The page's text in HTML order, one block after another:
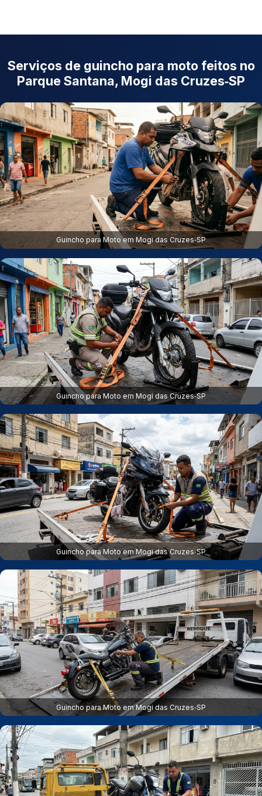
Serviços de guincho para moto feitos no
Parque Santana, Mogi das Cruzes‑SP
Guincho para Moto em Mogi das Cruzes‑SP
Guincho para Moto em Mogi das Cruzes‑SP
Guincho para Moto em Mogi das Cruzes‑SP
Guincho para Moto em Mogi das Cruzes‑SP